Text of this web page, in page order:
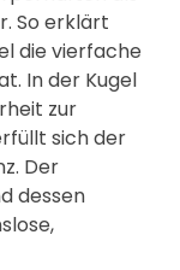
So erklärt
die vierfache
In der Kugel
zur
sich der
Der
dessen